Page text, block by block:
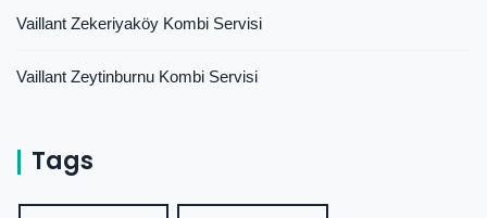
Vaillant Zekeriyaköy Kombi Servisi
Vaillant Zeytinburnu Kombi Servisi
Tags